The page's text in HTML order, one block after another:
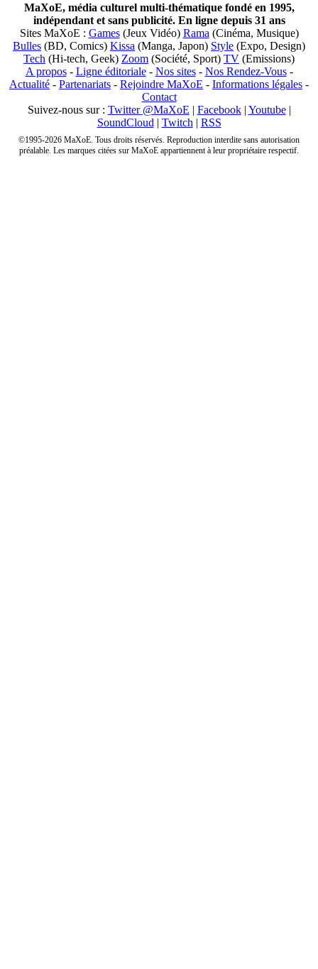
MaXoE, média culturel multi-thématique fondé en 1995,
indépendant et sans publicité. En ligne depuis 31 ans
Sites MaXoE : Games(Jeux Vidéo) Rama (Cinéma, Musique)
Bulles (BD, Comics) Kissa (Manga, Japon) Style (Expo, Design)
Tech (Hi-tech, Geek) Zoom (Société, Sport) TV (Emissions)
A propos- Ligne éditoriale- Nos sites- Nos Rendez-Vous-
Actualité - Partenariats - Rejoindre MaXoE - Informations légales -
Contact
Suivez-nous sur : Twitter @MaXoE | Facebook| Youtube|
SoundCloud | Twitch | RSS
©1995-2026 MaXoE. Tous droits réservés. Reproduction interdite sans autorisation
préalable. Les marques citées sur MaXoE appartiennent à leur propriétaire respectif.